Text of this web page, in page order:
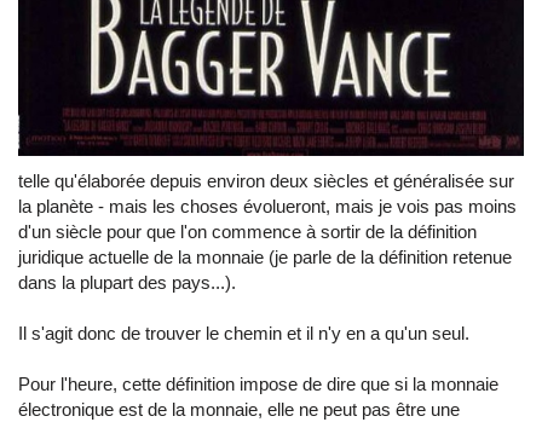
telle qu'élaborée depuis environ deux siècles et généralisée sur
la planète - mais les choses évolueront, mais je vois pas moins
d'un siècle pour que l'on commence à sortir de la définition
juridique actuelle de la monnaie (je parle de la définition retenue
dans la plupart des pays...).
Il s'agit donc de trouver le chemin et il n'y en a qu'un seul.
Pour l'heure, cette définition impose de dire que si la monnaie
électronique est de la monnaie, elle ne peut pas être une